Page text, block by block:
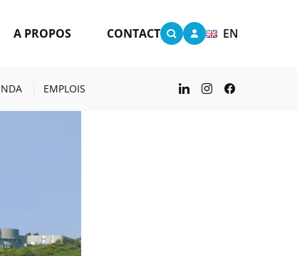
A PROPOS CONTACT EN
EMPLOIS